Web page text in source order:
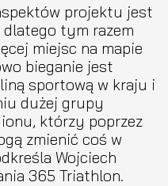
projektu jest
dlatego tym razem
miejsc na mapie
bieganie jest
sportową w kraju i
dużej grupy
którzy poprzez
zmienić coś w
Wojciech
365 Triathlon.